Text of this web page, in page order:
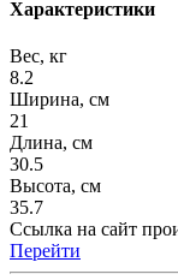
Характеристики
Вес, кг
8.2
Ширина, см
21
Длина, см
30.5
Высота, см
35.7
Ссылка на сайт
Перейти